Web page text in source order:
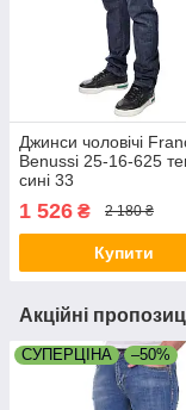
Джинси чоловічі
Benussi 25-16-625
сині 33
1 526 ₴ 2 180 ₴
Купити
Акційні
СУПЕРЦІНА –50%